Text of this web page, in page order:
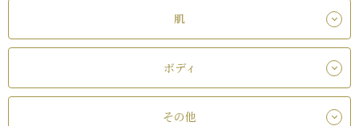
肌
ボディ
その他